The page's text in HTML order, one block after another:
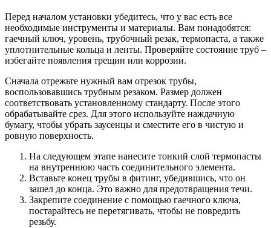
Перед началом установки убедитесь, что у вас есть все
необходимые инструменты и материалы. Вам понадобятся:
гаечный ключ, уровень, трубочный резак, термопаста, а также
уплотнительные кольца и ленты. Проверяйте состояние труб –
избегайте появления трещин или коррозии.
Сначала отрежьте нужный вам отрезок трубы,
воспользовавшись трубным резаком. Размер должен
соответствовать установленному стандарту. После этого
обрабатывайте срез. Для этого используйте наждачную
бумагу, чтобы убрать заусенцы и сместите его в чистую и
ровную поверхность.
На следующем этапе нанесите тонкий слой термопасты
на внутреннюю часть соединительного элемента.
Вставьте конец трубы в фитинг, убедившись, что он
зашел до конца. Это важно для предотвращения течи.
Закрепите соединение с помощью гаечного ключа,
постарайтесь не перетягивать, чтобы не повредить
резьбу.